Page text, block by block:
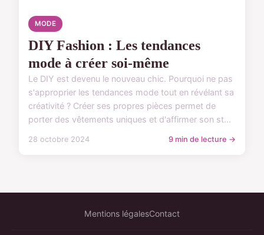
MODE
DIY Fashion : Les tendances
mode à créer soi-même
Le DIY est devenu le nouveau chic. Pourquoi ne pas
s'approprier les tendances mode tout en révélant sa
créativité ? Créer ses propres pièces permet de
porter des vêtements uniques et d'affirmer son st...
28 octobre 2024 9 min de lecture →
Mentions légalesContact